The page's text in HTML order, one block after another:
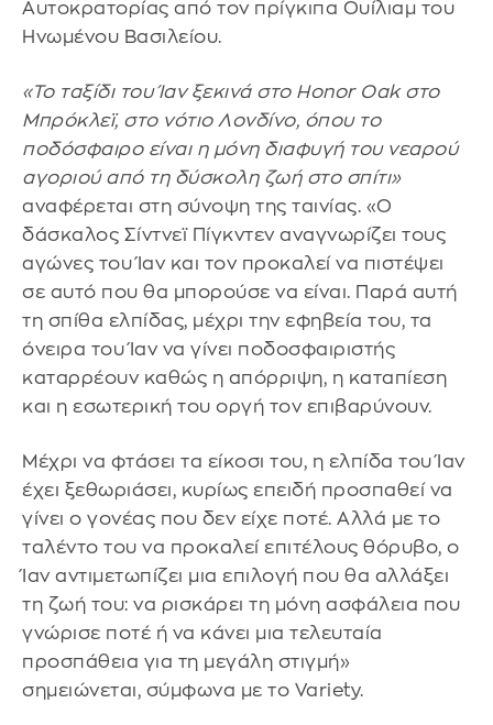
Αυτοκρατορίας από τον πρίγκιπα Ουίλιαμ του
Ηνωμένου Βασιλείου.
«Το ταξίδι του Ίαν ξεκινά στο Honor Oak στο
Μπρόκλεϊ, στο νότιο Λονδίνο, όπου το
ποδόσφαιρο είναι η μόνη διαφυγή του νεαρού
αγοριού από τη δύσκολη ζωή στο σπίτι»
αναφέρεται στη σύνοψη της ταινίας. «Ο
δάσκαλος Σίντνεϊ Πίγκντεν αναγνωρίζει τους
αγώνες του Ίαν και τον προκαλεί να πιστέψει
σε αυτό που θα μπορούσε να είναι. Παρά αυτή
τη σπίθα ελπίδας, μέχρι την εφηβεία του, τα
όνειρα του Ίαν να γίνει ποδοσφαιριστής
καταρρέουν καθώς η απόρριψη, η καταπίεση
και η εσωτερική του οργή τον επιβαρύνουν.
Μέχρι να φτάσει τα είκοσι του, η ελπίδα του Ίαν
έχει ξεθωριάσει, κυρίως επειδή προσπαθεί να
γίνει ο γονέας που δεν είχε ποτέ. Αλλά με το
ταλέντο του να προκαλεί επιτέλους θόρυβο, ο
Ίαν αντιμετωπίζει μια επιλογή που θα αλλάξει
τη ζωή του: να ρισκάρει τη μόνη ασφάλεια που
γνώρισε ποτέ ή να κάνει μια τελευταία
προσπάθεια για τη μεγάλη στιγμή»
σημειώνεται, σύμφωνα με το Variety.